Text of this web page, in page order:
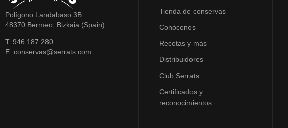
Polígono Landabaso 3B
48370 Bermeo, Bizkaia (Spain)
T. 946 187 280
E. conservas@serrats.com
Tienda de conservas
Conócenos
Recetas y más
Distribuidores
Club Serrats
Certificados y
reconocimientos